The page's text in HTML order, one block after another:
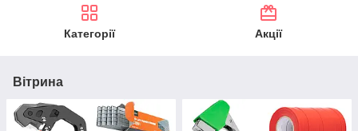
Категорії Акції
Вітрина